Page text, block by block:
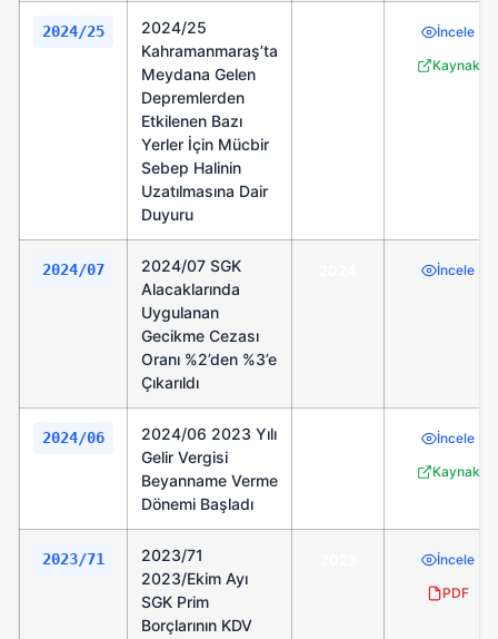
2024/25
2024/25
Kahramanmaraş’ta
Meydana Gelen
Depremlerden
Etkilenen Bazı
Yerler İçin Mücbir
Sebep Halinin
Uzatılmasına Dair
Duyuru
İncele
Kaynak
2024/07
2024/07 SGK
Alacaklarında
Uygulanan
Gecikme Cezası
Oranı %2’den %3’e
Çıkarıldı
İncele
2024/06
2024/06 2023 Yılı
Gelir Vergisi
Beyanname Verme
Dönemi Başladı
İncele
Kaynak
2023/71
2023/71
2023/Ekim Ayı
SGK Prim
Borçlarının KDV
İncele
PDF